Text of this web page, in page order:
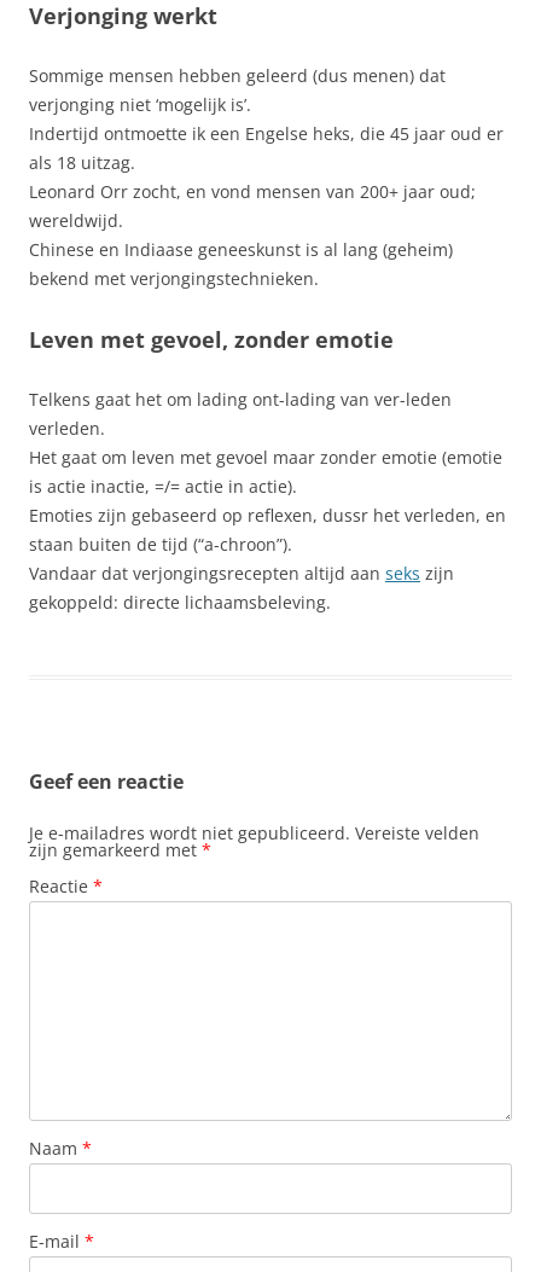
Verjonging werkt
Sommige mensen hebben geleerd (dus menen) dat
verjonging niet ‘mogelijk is’.
Indertijd ontmoette ik een Engelse heks, die 45 jaar oud er
als 18 uitzag.
Leonard Orr zocht, en vond mensen van 200+ jaar oud;
wereldwijd.
Chinese en Indiaase geneeskunst is al lang (geheim)
bekend met verjongingstechnieken.
Leven met gevoel, zonder emotie
Telkens gaat het om lading ont-lading van ver-leden
verleden.
Het gaat om leven met gevoel maar zonder emotie (emotie
is actie inactie, =/= actie in actie).
Emoties zijn gebaseerd op reflexen, dussr het verleden, en
staan buiten de tijd (“a-chroon”).
Vandaar dat verjongingsrecepten altijd aan seks zijn
gekoppeld: directe lichaamsbeleving.
Geef een reactie
Je e-mailadres wordt niet gepubliceerd. Vereiste velden
zijn gemarkeerd met *
Reactie *
Naam *
E-mail *